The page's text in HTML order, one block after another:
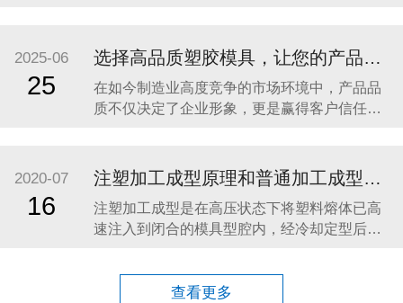
需要高品质、高一致性、高效率交付的客户而
言，选择一家具备专业实力的注塑加工厂家至
关重要。 东莞市亿森精密模具有限公司
（Dongguan
2025-06
25
选择高品质塑胶模具，让您的产品从“模”开始领先一步！
在如今制造业高度竞争的市场环境中，产品品
质不仅决定了企业形象，更是赢得客户信任、
产品外观、结构、功能及使用寿命。因此，选
择一家专业、可靠的塑胶模具制造厂商，是每
一位客户稳步发展的重要保障。 一、塑胶模具
行业发展趋势
2020-07
16
注塑加工成型原理和普通加工成型特点
注塑加工成型是在高压状态下将塑料熔体已高
速注入到闭合的模具型腔内，经冷却定型后得
须已熔融状态注入到注塑模具型腔中，注入的
查看更多